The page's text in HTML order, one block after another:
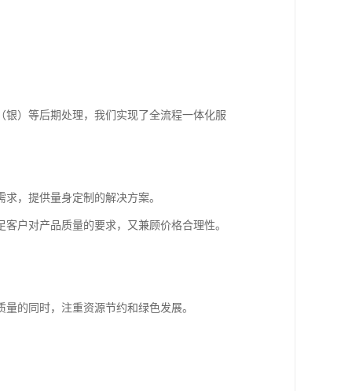
）等后期处理，我们实现了全流程一体化服
，提供量身定制的解决方案。
户对产品质量的要求，又兼顾价格合理性。
的同时，注重资源节约和绿色发展。